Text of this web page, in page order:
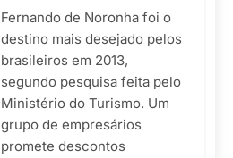
Fernando de Noronha foi o
destino mais desejado pelos
brasileiros em 2013,
segundo pesquisa feita pelo
Ministério do Turismo. Um
grupo de empresários
promete descontos